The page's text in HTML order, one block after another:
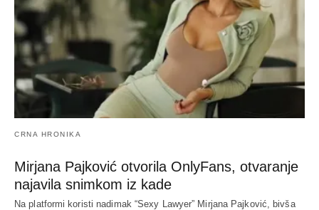
CRNA HRONIKA
Mirjana Pajković otvorila OnlyFans, otvaranje
najavila snimkom iz kade
Na platformi koristi nadimak “Sexy Lawyer” Mirjana Pajković, bivša